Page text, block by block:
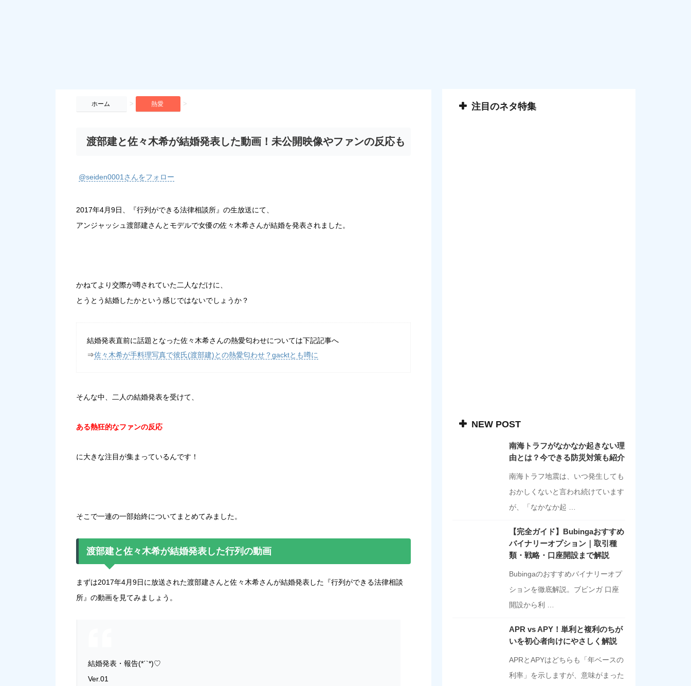
ホーム > 熱愛 >
渡部建と佐々木希が結婚発表した動画！未公開映像やファンの反応も
@seiden0001さんをフォロー
2017年4月9日、『行列ができる法律相談所』の生放送にて、
アンジャッシュ渡部建さんとモデルで女優の佐々木希さんが結婚を発表されました。
かねてより交際が噂されていた二人なだけに、
とうとう結婚したかという感じではないでしょうか？
結婚発表直前に話題となった佐々木希さんの熱愛匂わせについては下記記事へ
⇒佐々木希が手料理写真で彼氏(渡部建)との熱愛匂わせ？gacktとも噂に
そんな中、二人の結婚発表を受けて、
ある熱狂的なファンの反応
に大きな注目が集まっているんです！
そこで一連の一部始終についてまとめてみました。
渡部建と佐々木希が結婚発表した行列の動画
まずは2017年4月9日に放送された渡部建さんと佐々木希さんが結婚発表した『行列ができる法律相談
所』の動画を見てみましょう。
結婚発表・報告(*´`*)♡
Ver.01
注目のネタ特集
NEW POST
南海トラフがなかなか起きない理
由とは？今できる防災対策も紹介
南海トラフ地震は、いつ発生しても
おかしくないと言われ続けています
が、「なかなか起 …
【完全ガイド】Bubingaおすすめ
バイナリーオプション｜取引種
類・戦略・口座開設まで解説
Bubingaのおすすめバイナリーオプ
ションを徹底解説。ブビンガ 口座
開設から利 …
APR vs APY！単利と複利のちが
いを初心者向けにやさしく解説
APRとAPYはどちらも「年ベースの
利率」を示しますが、意味がまった